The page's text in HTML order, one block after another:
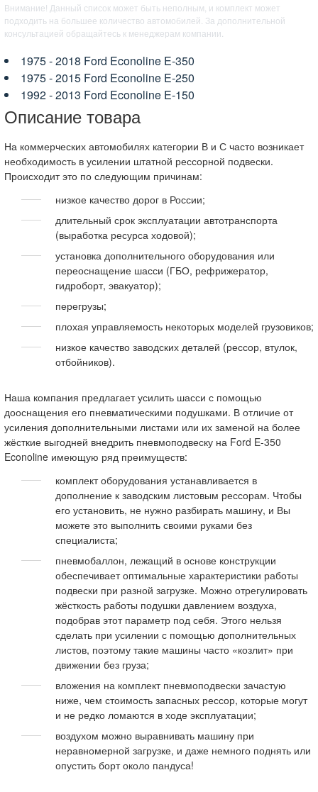
Внимание! Данный список может быть неполным, и комплект может
подходить на большее количество автомобилей. За дополнительной
консультацией обращайтесь к менеджерам компании.
1975 - 2018 Ford Econoline E-350
1975 - 2015 Ford Econoline E-250
1992 - 2013 Ford Econoline E-150
Описание товара
На коммерческих автомобилях категории В и С часто возникает
необходимость в усилении штатной рессорной подвески.
Происходит это по следующим причинам:
низкое качество дорог в России;
длительный срок эксплуатации автотранспорта
(выработка ресурса ходовой);
установка дополнительного оборудования или
переоснащение шасси (ГБО, рефрижератор,
гидроборт, эвакуатор);
перегрузы;
плохая управляемость некоторых моделей грузовиков;
низкое качество заводских деталей (рессор, втулок,
отбойников).
Наша компания предлагает усилить шасси с помощью
дооснащения его пневматическими подушками. В отличие от
усиления дополнительными листами или их заменой на более
жёсткие выгодней внедрить пневмоподвеску на Ford E-350
Econoline имеющую ряд преимуществ:
комплект оборудования устанавливается в
дополнение к заводским листовым рессорам. Чтобы
его установить, не нужно разбирать машину, и Вы
можете это выполнить своими руками без
специалиста;
пневмобаллон, лежащий в основе конструкции
обеспечивает оптимальные характеристики работы
подвески при разной загрузке. Можно отрегулировать
жёсткость работы подушки давлением воздуха,
подобрав этот параметр под себя. Этого нельзя
сделать при усилении с помощью дополнительных
листов, поэтому такие машины часто «козлит» при
движении без груза;
вложения на комплект пневмоподвески зачастую
ниже, чем стоимость запасных рессор, которые могут
и не редко ломаются в ходе эксплуатации;
воздухом можно выравнивать машину при
неравномерной загрузке, и даже немного поднять или
опустить борт около пандуса!